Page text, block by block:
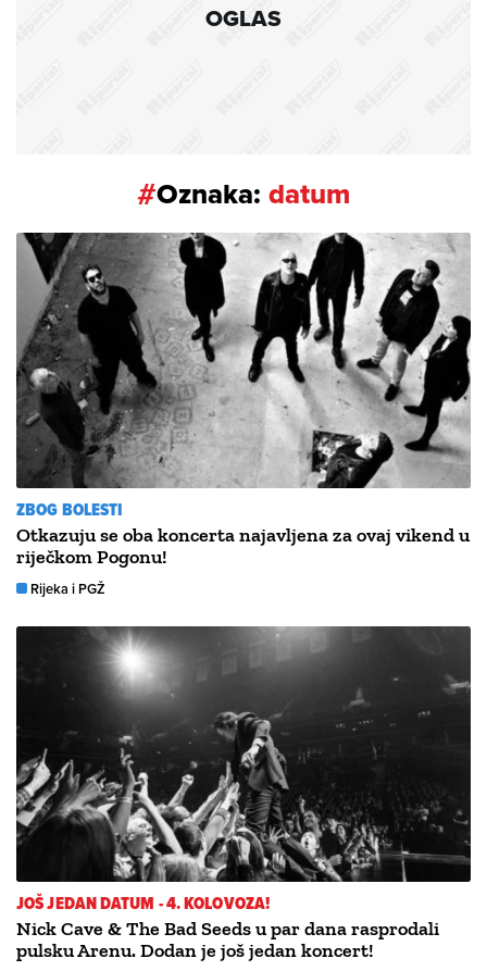
OGLAS
#Oznaka: datum
ZBOG BOLESTI
Otkazuju se oba koncerta najavljena za ovaj vikend u
riječkom Pogonu!
Rijeka i PGŽ
JOŠ JEDAN DATUM - 4. KOLOVOZA!
Nick Cave & The Bad Seeds u par dana rasprodali
pulsku Arenu. Dodan je još jedan koncert!